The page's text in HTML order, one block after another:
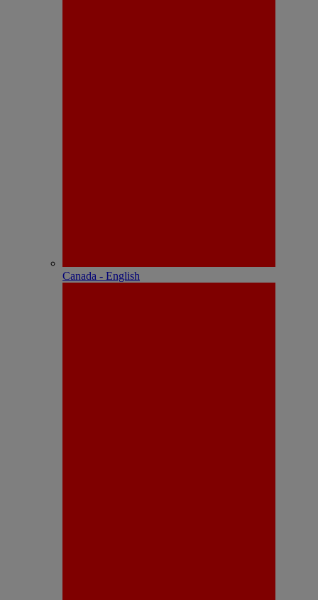
Canada - English